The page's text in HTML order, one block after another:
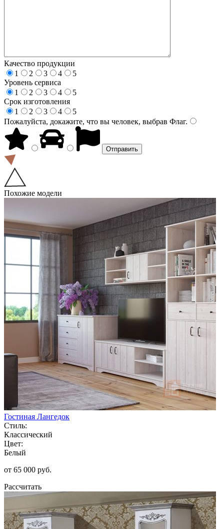
Качество продукции
1
2 3 4
5
Уровень сервиса
1
2 3 4
5
Срок изготовления
1
2 3 4
5
Пожалуйста, докажите, что вы человек, выбрав Флаг.
Похожие модели
Гостиная Лангедок
Стиль:
Классический
Цвет:
Белый
от 65 000 руб.
Рассчитать